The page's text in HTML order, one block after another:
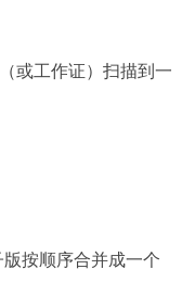
或工作证）扫描到一
按顺序合并成一个